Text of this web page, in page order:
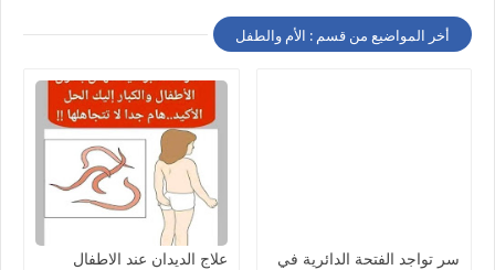
أخر المواضيع من قسم : الأم والطفل
سر تواجد الفتحة الدائرية في
علاج الديدان عند الاطفال